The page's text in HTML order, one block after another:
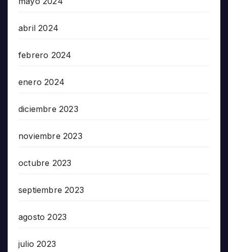
abril 2024
febrero 2024
enero 2024
diciembre 2023
noviembre 2023
octubre 2023
septiembre 2023
agosto 2023
julio 2023